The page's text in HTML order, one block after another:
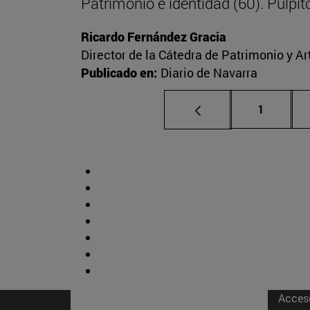
Ricardo Fernández Gracia
Director de la Cátedra de Patrimonio y
Publicado en: Diario de Navarra
Página
1